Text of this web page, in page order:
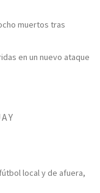
muertos tras
en un nuevo ataque
local y de afuera,